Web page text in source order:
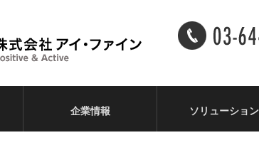
企業情報 ソリューション